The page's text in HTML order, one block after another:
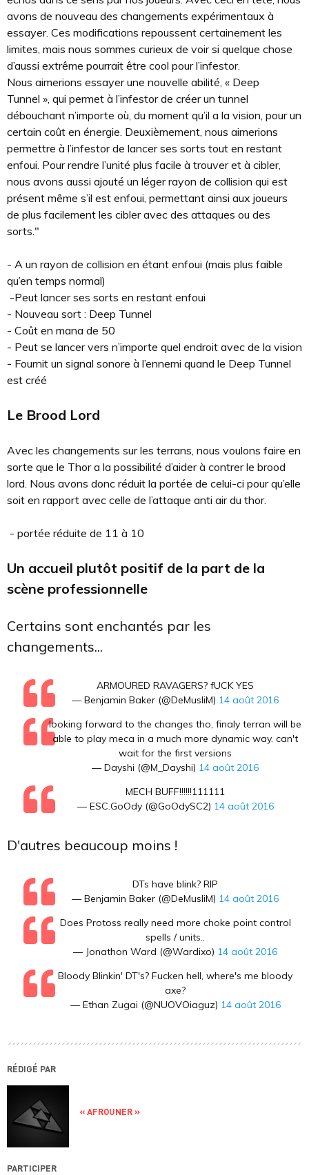
avons de nouveau des changements expérimentaux à
essayer. Ces modifications repoussent certainement les
limites, mais nous sommes curieux de voir si quelque chose
d’aussi extrême pourrait être cool pour l’infestor.
Nous aimerions essayer une nouvelle abilité, « Deep
Tunnel », qui permet à l’infestor de créer un tunnel
débouchant n’importe où, du moment qu’il a la vision, pour un
certain coût en énergie. Deuxièmement, nous aimerions
permettre à l’infestor de lancer ses sorts tout en restant
enfoui. Pour rendre l’unité plus facile à trouver et à cibler,
nous avons aussi ajouté un léger rayon de collision qui est
présent même s’il est enfoui, permettant ainsi aux joueurs
de plus facilement les cibler avec des attaques ou des
sorts."
- A un rayon de collision en étant enfoui (mais plus faible
qu’en temps normal)
-Peut lancer ses sorts en restant enfoui
- Nouveau sort : Deep Tunnel
- Coût en mana de 50
- Peut se lancer vers n’importe quel endroit avec de la vision
- Fournit un signal sonore à l’ennemi quand le Deep Tunnel
est créé
Le Brood Lord
Avec les changements sur les terrans, nous voulons faire en
sorte que le Thor a la possibilité d’aider à contrer le brood
lord. Nous avons donc réduit la portée de celui-ci pour qu’elle
soit en rapport avec celle de l’attaque anti air du thor.
- portée réduite de 11 à 10
Un accueil plutôt positif de la part de la
scène professionnelle
Certains sont enchantés par les
changements...
ARMOURED RAVAGERS? fUCK YES
— Benjamin Baker (@DeMusliM) 14 août 2016
looking forward to the changes tho, finaly terran will be
able to play meca in a much more dynamic way. can't
wait for the first versions
— Dayshi (@M_Dayshi) 14 août 2016
MECH BUFF!!!!!!111111
— ESC.GoOdy (@GoOdySC2) 14 août 2016
D'autres beaucoup moins !
DTs have blink? RIP
— Benjamin Baker (@DeMusliM) 14 août 2016
Does Protoss really need more choke point control
spells / units..
— Jonathon Ward (@Wardixo) 14 août 2016
Bloody Blinkin' DT's? Fucken hell, where's me bloody
axe?
— Ethan Zugai (@NUOVOiaguz) 14 août 2016
RÉDIGÉ PAR
« AFROUNER »
PARTICIPER